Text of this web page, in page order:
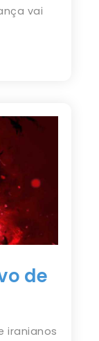
vai
de
iranianos